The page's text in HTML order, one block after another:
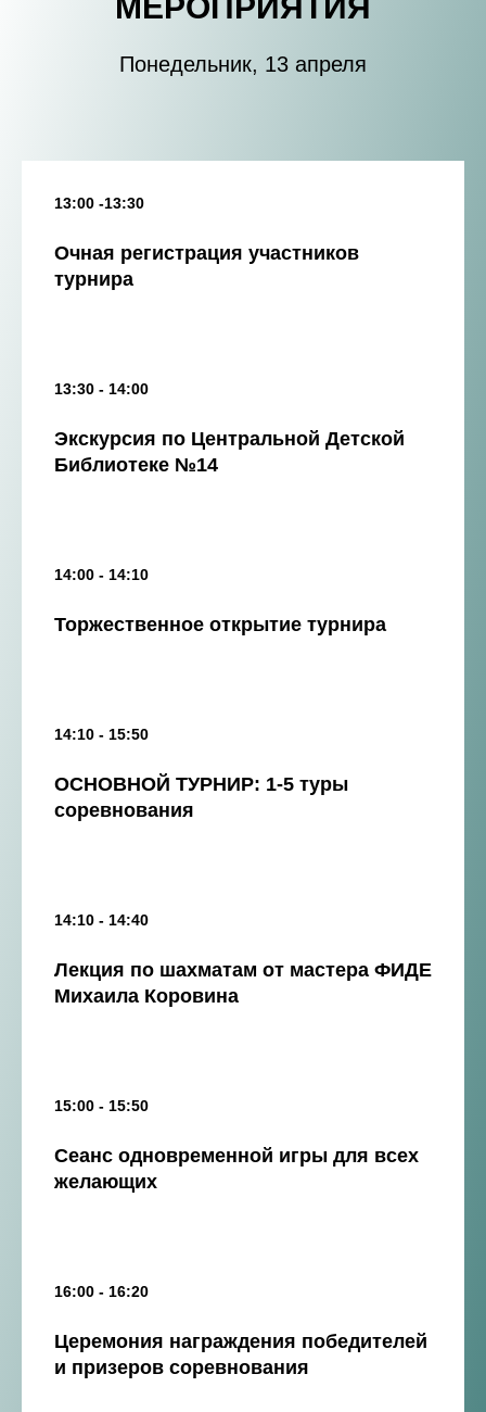
Понедельник, 13 апреля
13:00 -13:30
Очная регистрация участников
турнира
13:30 - 14:00
Экскурсия по Центральной Детской
Библиотеке №14
14:00 - 14:10
Торжественное открытие турнира
14:10 - 15:50
ОСНОВНОЙ ТУРНИР: 1-5 туры
соревнования
14:10 - 14:40
Лекция по шахматам от мастера ФИДЕ
Михаила Коровина
15:00 - 15:50
Сеанс одновременной игры для всех
желающих
16:00 - 16:20
Церемония награждения победителей
и призеров соревнования